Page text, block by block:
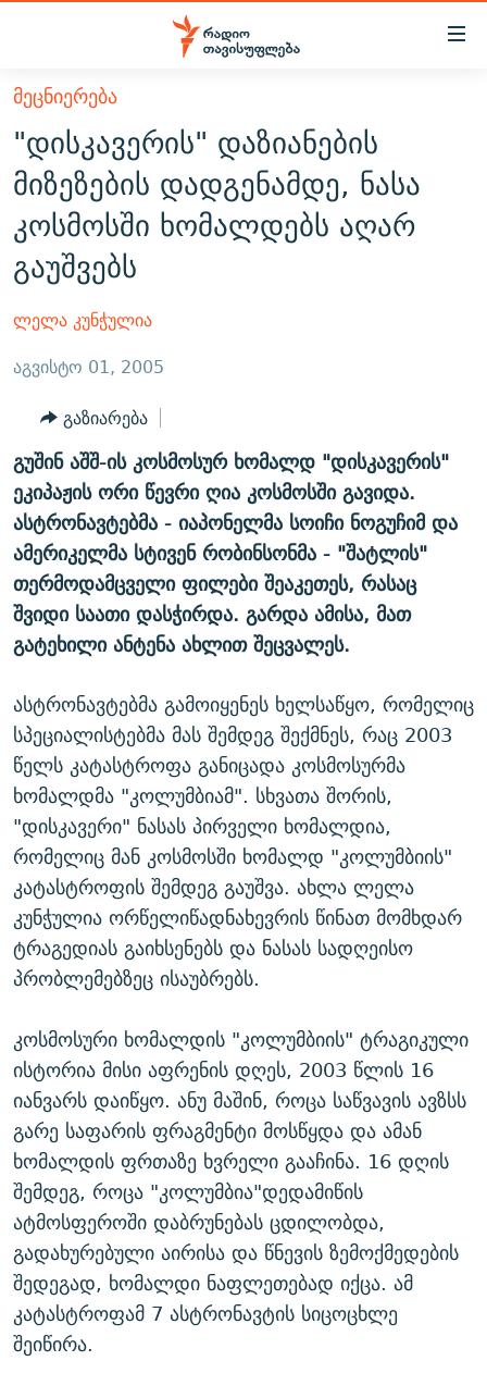
Accessibility
მთავარ
შინაარსზე
დაბრუნება
მთავარ
ნავიგაციაზე
დაბრუნება
ძიებაზე
დაბრუნება
ᲐᲮᲐᲚᲘ ᲐᲛᲑᲔᲑᲘ
ᲗᲔᲛᲔᲑᲘ
ᲞᲝᲚᲘᲢᲘᲙᲐ
ᲔᲙᲝᲜᲝᲛᲘᲙᲐ
ᲡᲐᲖᲝᲒᲐᲓᲝᲔᲑᲐ
ᲙᲣᲚᲢᲣᲠᲐ
ᲡᲞᲝᲠᲢᲘ
ᲕᲘᲓᲔᲝ
ᲑᲚᲝᲒᲔᲑᲘ
ᲞᲝᲓᲙᲐᲡᲢᲔᲑᲘ
ᲐᲡᲐᲗᲘᲐᲜᲘᲡ ᲙᲣᲗᲮᲔ
ᲜᲘᲙᲝᲡ ᲞᲝᲓᲙᲐᲡᲢᲘ
ᲒᲐᲜᲙᲘᲗᲮᲕᲘᲡ ᲓᲦᲔ
ᲓᲘᲚᲘᲡ ᲡᲐᲣᲑᲠᲔᲑᲘ
ᲛᲝᲚᲐᲞᲐᲠᲐᲙᲔ ᲢᲔᲥᲡᲢᲔᲑᲘ
ᲨᲘᲜ - ᲣᲪᲮᲝᲔᲗᲨᲘ
ᲚᲘᲢᲔᲠᲐᲢᲣᲠᲣᲚᲘ ᲬᲐᲮᲜᲐᲒᲔᲑᲘ
ᲐᲛᲔᲠᲘᲙᲣᲚᲘ ᲛᲝᲗᲮᲠᲝᲑᲐ
ᲘᲛᲞᲔᲠᲘᲐ ᲓᲐ ᲠᲐᲓᲘᲝ
ᲒᲐᲓᲐᲪᲔᲛᲔᲑᲘ
ᲗᲐᲕᲘᲡᲣᲤᲚᲔᲑᲘᲡ ᲛᲝᲜᲘᲢᲝᲠᲘ
ᲗᲥᲕᲔᲜᲘ ᲞᲣᲑᲚᲘᲙᲐᲪᲘᲔᲑᲘ
ᲣᲙᲠᲐᲘᲜᲐᲨᲘ ᲓᲐᲦᲣᲞᲣᲚᲘ ᲥᲐᲠᲗᲕᲔᲚᲘ ᲛᲔᲑᲠᲫᲝᲚᲔᲑᲘ - 2022
ᲓᲐᲛᲝᲣᲙᲘᲓᲔᲑᲚᲝᲑᲘᲡ 100 ᲬᲔᲚᲘ
ᲩᲔᲛᲘ ᲡᲘᲙᲕᲓᲘᲚᲘᲡ ᲛᲘᲖᲔᲖᲘᲐ COVID-19
11 ᲬᲔᲚᲘ - 11 ᲐᲛᲑᲐᲕᲘ
ᲡᲐᲞᲐᲠᲚᲐᲛᲔᲜᲢᲝ ᲐᲠᲩᲔᲕᲜᲔᲑᲘᲡ ᲘᲡᲢᲝᲠᲘᲐ
ᲑᲐᲕᲨᲕᲔᲑᲘ ᲞᲠᲝᲡᲢᲘᲢᲣᲪᲘᲐᲨᲘ - ᲐᲛᲝᲣᲗᲥᲛᲔᲚᲘ ᲐᲛᲑᲐᲕᲘ
5 ᲐᲛᲑᲐᲕᲘ - 20 ᲘᲕᲜᲘᲡᲡ ᲓᲐᲨᲐᲕᲔᲑᲣᲚᲔᲑᲘ
ᲐᲒᲕᲘᲡᲢᲝᲡ ᲝᲛᲘ
ПРИВЕТ ᲙᲣᲚᲢᲣᲠᲐ
ЭХО КАВКАЗА
ᲒᲐᲛᲝᲘᲬᲔᲠᲔ
რთე/რთ-ის ყველა საიტი
ᲛᲔᲪᲜᲘᲔᲠᲔᲑᲐ
"დისკავერის" დაზიანების
მიზეზების დადგენამდე, ნასა
კოსმოსში ხომალდებს აღარ
გაუშვებს
ლელა კუნჭულია
აგვისტო 01, 2005
გაზიარება
გუშინ აშშ-ის კოსმოსურ ხომალდ "დისკავერის"
ეკიპაჟის ორი წევრი ღია კოსმოსში გავიდა.
ასტრონავტებმა - იაპონელმა სოიჩი ნოგუჩიმ და
ამერიკელმა სტივენ რობინსონმა - "შატლის"
თერმოდამცველი ფილები შეაკეთეს, რასაც
შვიდი საათი დასჭირდა. გარდა ამისა, მათ
გატეხილი ანტენა ახლით შეცვალეს.
ასტრონავტებმა გამოიყენეს ხელსაწყო, რომელიც
სპეციალისტებმა მას შემდეგ შექმნეს, რაც 2003
წელს კატასტროფა განიცადა კოსმოსურმა
ხომალდმა "კოლუმბიამ". სხვათა შორის,
"დისკავერი" ნასას პირველი ხომალდია,
რომელიც მან კოსმოსში ხომალდ "კოლუმბიის"
კატასტროფის შემდეგ გაუშვა. ახლა ლელა
კუნჭულია ორწელიწადნახევრის წინათ მომხდარ
ტრაგედიას გაიხსენებს და ნასას სადღეისო
პრობლემებზეც ისაუბრებს.
კოსმოსური ხომალდის "კოლუმბიის" ტრაგიკული
ისტორია მისი აფრენის დღეს, 2003 წლის 16
იანვარს დაიწყო. ანუ მაშინ, როცა საწვავის ავზსს
გარე საფარის ფრაგმენტი მოსწყდა და ამან
ხომალდის ფრთაზე ხვრელი გააჩინა. 16 დღის
შემდეგ, როცა "კოლუმბია"დედამიწის
ატმოსფეროში დაბრუნებას ცდილობდა,
გადახურებული აირისა და წნევის ზემოქმედების
შედეგად, ხომალდი ნაფლეთებად იქცა. ამ
კატასტროფამ 7 ასტრონავტის სიცოცხლე
შეიწირა.